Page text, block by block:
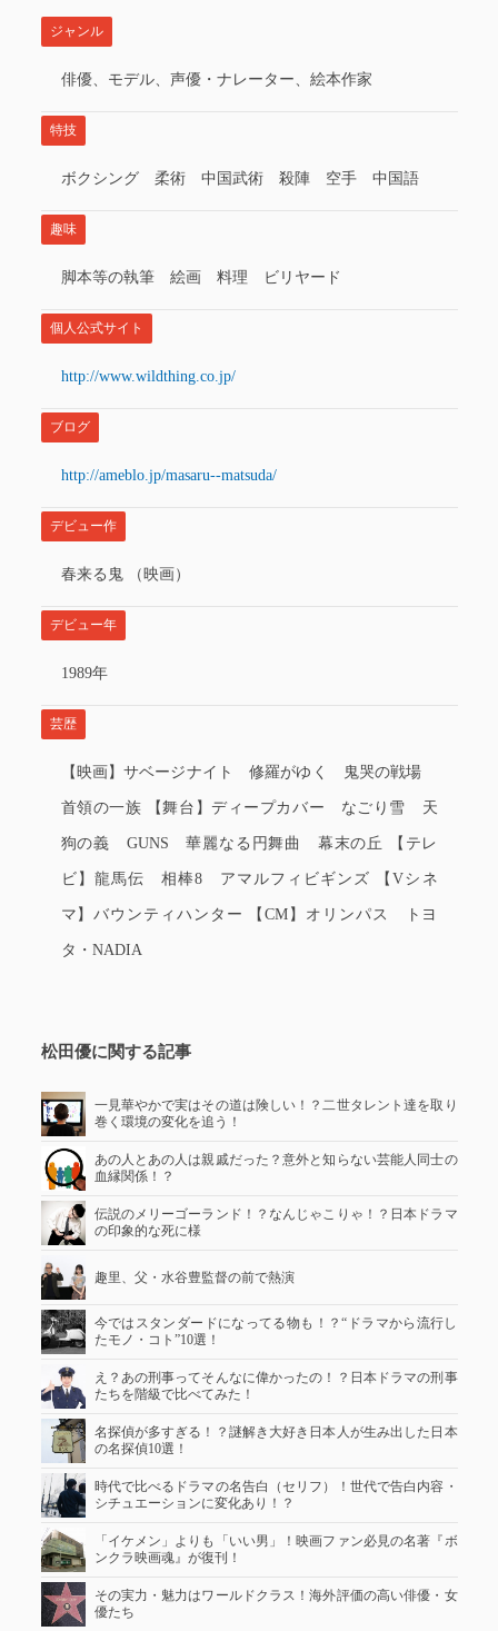
ジャンル
俳優、モデル、声優・ナレーター、絵本作家
特技
ボクシング 柔術 中国武術 殺陣 空手 中国語
趣味
脚本等の執筆 絵画 料理 ビリヤード
個人公式サイト
http://www.wildthing.co.jp/
ブログ
http://ameblo.jp/masaru--matsuda/
デビュー作
春来る鬼 （映画）
デビュー年
1989年
芸歴
【映画】サベージナイト 修羅がゆく 鬼哭の戦場
首領の一族 【舞台】ディープカバー なごり雪 天
狗の義 GUNS 華麗なる円舞曲 幕末の丘 【テレ
ビ】龍馬伝 相棒8 アマルフィビギンズ 【Vシネ
マ】バウンティハンター 【CM】オリンパス トヨ
タ・NADIA
松田優に関する記事
一見華やかで実はその道は険しい！？二世タレント達を取り
巻く環境の変化を追う！
あの人とあの人は親戚だった？意外と知らない芸能人同士の
血縁関係！？
伝説のメリーゴーランド！？なんじゃこりゃ！？日本ドラマ
の印象的な死に様
趣里、父・水谷豊監督の前で熱演
今ではスタンダードになってる物も！？“ドラマから流行し
たモノ・コト”10選！
え？あの刑事ってそんなに偉かったの！？日本ドラマの刑事
たちを階級で比べてみた！
名探偵が多すぎる！？謎解き大好き日本人が生み出した日本
の名探偵10選！
時代で比べるドラマの名告白（セリフ）！世代で告白内容・
シチュエーションに変化あり！？
「イケメン」よりも「いい男」！映画ファン必見の名著『ボ
ンクラ映画魂』が復刊！
その実力・魅力はワールドクラス！海外評価の高い俳優・女
優たち